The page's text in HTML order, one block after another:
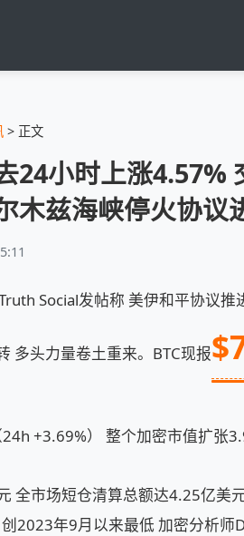
> 正文
24小时上涨4.57%
木兹海峡停火协议
Social发帖称 美伊和平协议
多头力量卷土重来。BTC现报
24h +3.69%） 整个加密市值扩张
全市场短仓清算总额达4.25亿美
2023年9月以来最低 加密分析